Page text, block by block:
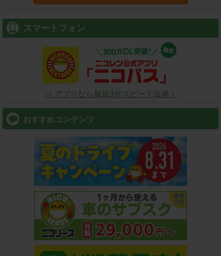
スマートフォン
⇒ アプリなら最短3分スピード出発！
おすすめコンテンツ